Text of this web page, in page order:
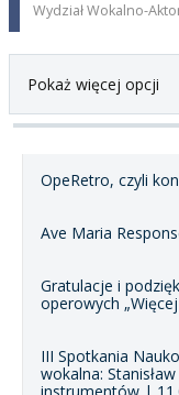
Wydział Wokalno-
Pokaż więcej opcji
OpeRetro, czyli
Ave Maria
Gratulacje i
operowych
III Spotkania
wokalna: